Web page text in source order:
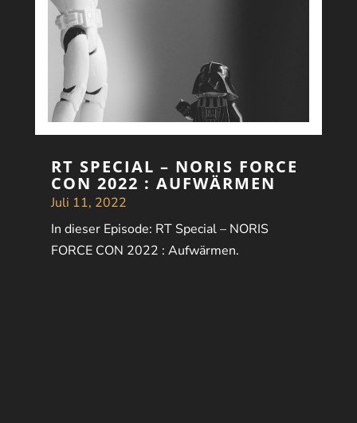
RT SPECIAL – NORIS FORCE
CON 2022 : AUFWÄRMEN
Juli 11, 2022
In dieser Episode: RT Special – NORIS
FORCE CON 2022 : Aufwärmen.